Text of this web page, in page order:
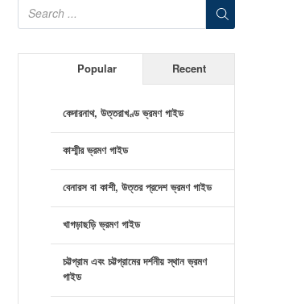
Popular Recent
কেদারনাথ, উত্তরাখণ্ড ভ্রমণ গাইড
কাশ্মীর ভ্রমণ গাইড
বেনারস বা কাশী, উত্তর প্রদেশ ভ্রমণ গাইড
খাগড়াছড়ি ভ্রমণ গাইড
চট্টগ্রাম এবং চট্টগ্রামের দর্শনীয় স্থান ভ্রমণ
গাইড